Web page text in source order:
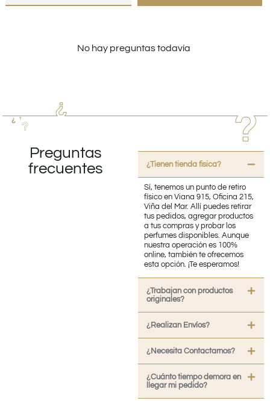
No hay preguntas todavía
Preguntas
frecuentes
¿Tienen tienda fisica?
Sí, tenemos un punto de retiro
físico en Viana 915, Oficina 215,
Viña del Mar. Allí puedes retirar
tus pedidos, agregar productos
a tus compras y probar los
perfumes disponibles. Aunque
nuestra operación es 100%
online, también te ofrecemos
esta opción. ¡Te esperamos!
¿Trabajan con productos
originales?
¿Realizan Envíos?
¿Necesita Contactarnos?
¿Cuánto tiempo demora en
llegar mi pedido?